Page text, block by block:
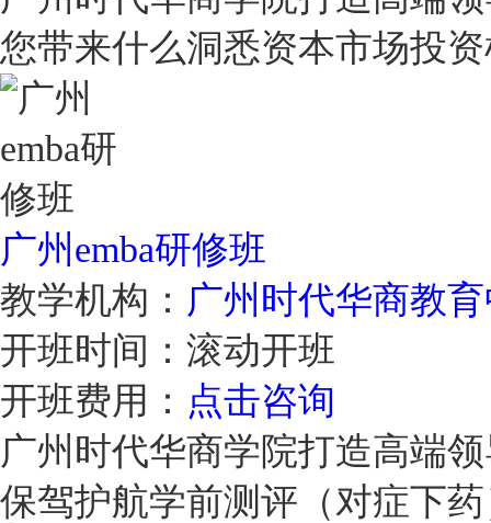
您带来什么洞悉资本市场投
广州emba研修班
教学机构： 广州时代华商教
开班时间： 滚动开班
开班费用： 点击咨询
广州时代华商学院打造高端
保驾护航学前测评（对症下